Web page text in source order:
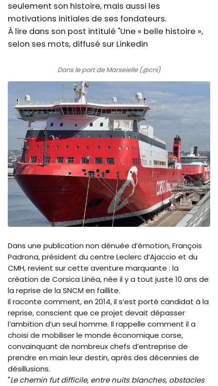
seulement son histoire, mais aussi les
motivations initiales de ses fondateurs.
À lire dans son post intitulé "Une « belle histoire »,
selon ses mots, diffusé sur Linkedin
Dans le port de Marseielle (@cni)
Dans une publication non dénuée d’émotion, François
Padrona, président du centre Leclerc d’Ajaccio et du
CMH, revient sur cette aventure marquante : la
création de Corsica Linéa, née il y a tout juste 10 ans de
la reprise de la SNCM en faillite.
Il raconte comment, en 2014, il s’est porté candidat à la
reprise, conscient que ce projet devait dépasser
l’ambition d’un seul homme. Il rappelle comment il a
choisi de mobiliser le monde économique corse,
convainquant de nombreux chefs d’entreprise de
prendre en main leur destin, après des décennies de
désillusions.
"Le chemin fut difficile, entre nuits blanches, obstacles